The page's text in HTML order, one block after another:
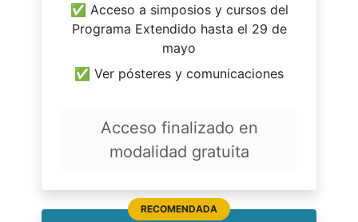
✅ Acceso a simposios y cursos del
Programa Extendido hasta el 29 de
mayo
✅ Ver pósteres y comunicaciones
Acceso finalizado en
modalidad gratuita
RECOMENDADA